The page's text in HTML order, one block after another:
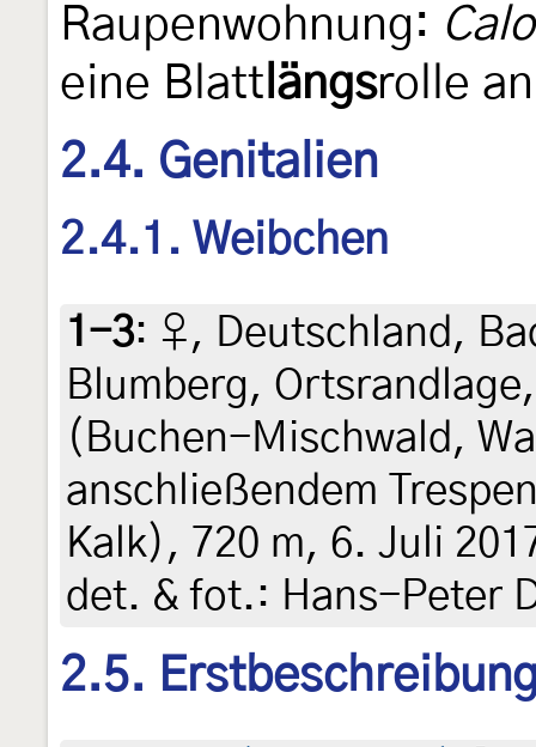
Raupenwohnung:
eine Blatt längsrolle
2.4. Genitalien
2.4.1. Weibchen
1-3: ♀, Deutschland,
Blumberg,
(Buchen-Mischwald,
anschließendem
Kalk), 720 m, 6. Juli
det. & fot.: Hans-Peter
2.5.